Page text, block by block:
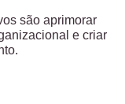
são aprimorar
e criar